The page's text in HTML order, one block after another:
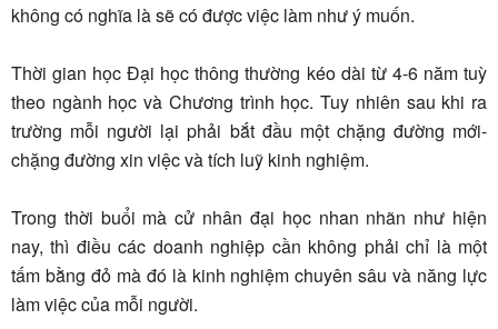
không có nghĩa là sẽ có được việc làm như ý muốn.
Thời gian học Đại học thông thường kéo dài từ 4-6 năm tuỳ
theo ngành học và Chương trình học. Tuy nhiên sau khi ra
trường mỗi người lại phải bắt đầu một chặng đường mới-
chặng đường xin việc và tích luỹ kinh nghiệm.
Trong thời buổi mà cử nhân đại học nhan nhãn như hiện
nay, thì điều các doanh nghiệp cần không phải chỉ là một
tấm bằng đỏ mà đó là kinh nghiệm chuyên sâu và năng lực
làm việc của mỗi người.